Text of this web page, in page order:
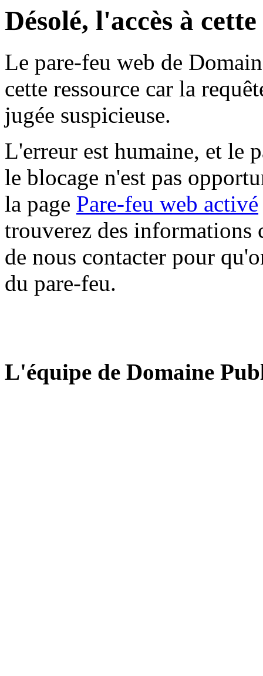
Désolé, l'accès à
Le pare-feu web de
cette ressource car la
jugée suspicieuse.
L'erreur est humaine, et le
le blocage n'est pas
la page Pare-feu web activé
trouverez des informations
de nous contacter pour
du pare-feu.
L'équipe de Domaine